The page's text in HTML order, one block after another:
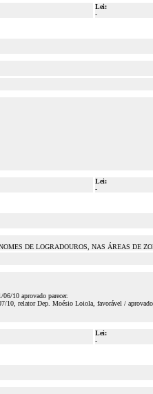
Lei:
-
Lei:
-
DE LOGRADOUROS, NAS ÁREAS DE
10 aprovado parecer.
10, relator Dep. Moésio Loiola, favorável / aprovado.
Lei:
-